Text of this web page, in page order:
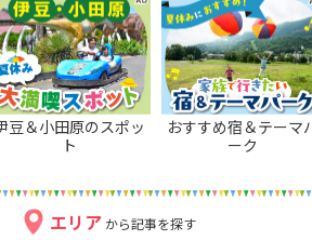
豆＆小田原のスポッ
ト
おすすめ宿＆テーマ
ーク
エリア から記事を探す